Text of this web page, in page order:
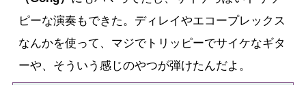
ピーな演奏もできた。ディレイやエコープレックス
なんかを使って、マジでトリッピーでサイケなギタ
ーや、そういう感じのやつが弾けたんだよ。